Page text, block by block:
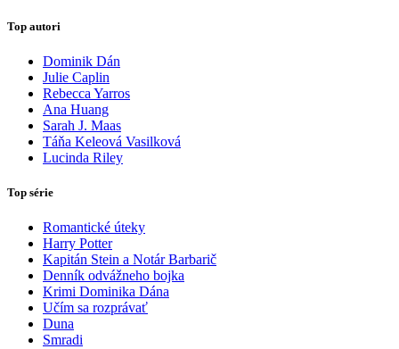
Top autori
Dominik Dán
Julie Caplin
Rebecca Yarros
Ana Huang
Sarah J. Maas
Táňa Keleová Vasilková
Lucinda Riley
Top série
Romantické úteky
Harry Potter
Kapitán Stein a Notár Barbarič
Denník odvážneho bojka
Krimi Dominika Dána
Učím sa rozprávať
Duna
Smradi